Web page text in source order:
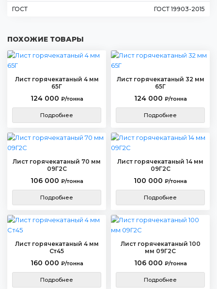
ГОСТ ГОСТ 19903-2015
ПОХОЖИЕ ТОВАРЫ
Лист горячекатаный 4 мм
65Г
124 000 ₽/тонна
Подробнее
Лист горячекатаный 32 мм
65Г
124 000 ₽/тонна
Подробнее
Лист горячекатаный 70 мм
09Г2С
106 000 ₽/тонна
Подробнее
Лист горячекатаный 14 мм
09Г2С
100 000 ₽/тонна
Подробнее
Лист горячекатаный 4 мм
Ст45
160 000 ₽/тонна
Подробнее
Лист горячекатаный 100
мм 09Г2С
106 000 ₽/тонна
Подробнее